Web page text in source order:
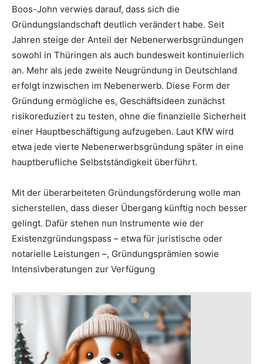
Boos-John verwies darauf, dass sich die
Gründungslandschaft deutlich verändert habe. Seit
Jahren steige der Anteil der Nebenerwerbsgründungen
sowohl in Thüringen als auch bundesweit kontinuierlich
an. Mehr als jede zweite Neugründung in Deutschland
erfolgt inzwischen im Nebenerwerb. Diese Form der
Gründung ermögliche es, Geschäftsideen zunächst
risikoreduziert zu testen, ohne die finanzielle Sicherheit
einer Hauptbeschäftigung aufzugeben. Laut KfW wird
etwa jede vierte Nebenerwerbsgründung später in eine
hauptberufliche Selbstständigkeit überführt.
Mit der überarbeiteten Gründungsförderung wolle man
sicherstellen, dass dieser Übergang künftig noch besser
gelingt. Dafür stehen nun Instrumente wie der
Existenzgründungspass – etwa für juristische oder
notarielle Leistungen –, Gründungsprämien sowie
Intensivberatungen zur Verfügung